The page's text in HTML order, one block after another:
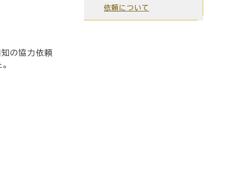
の協力依頼
依頼について